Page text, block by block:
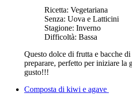
Ricetta: Vegetariana
Senza: Uova e Latticini
Stagione: Inverno
Difficoltà: Bassa
Questo dolce di frutta e bacche
preparare, perfetto per iniziare la
gusto!!!
Composta di kiwi e agave